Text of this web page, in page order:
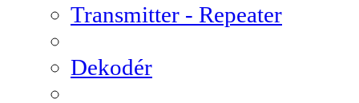
Transmitter - Repeater
Dekodér